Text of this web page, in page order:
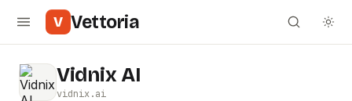
V Vettoria
Vidnix AI
vidnix.ai